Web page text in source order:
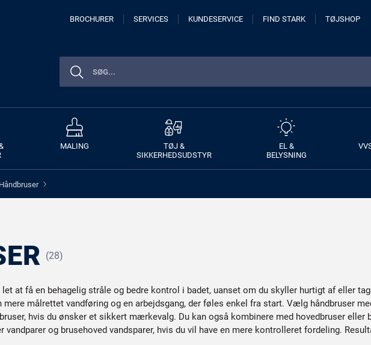
BROCHURER SERVICES KUNDESERVICE FIND STARK TØJSHOP
MALING
TØJ &
SIKKERHEDSUDSTYR
EL &
BELYSNING
Håndbruser >
(28)
at få en behagelig stråle og bedre kontrol i badet, uanset om du skyller hurtigt af eller
mere målrettet vandføring og en arbejdsgang, der føles enkel fra start. Vælg håndbruser
hvis du ønsker et sikkert mærkevalg. Du kan også kombinere med hovedbruser
og brusehoved vandsparer, hvis du vil have en mere kontrolleret fordeling.